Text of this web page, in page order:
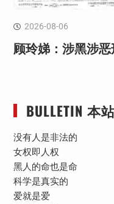
2026-08-06
顾玲娣：涉黑涉
BULLETIN 本
没有人是非法的
女权即人权
黑人的命也是命
科学是真实的
爱就是爱